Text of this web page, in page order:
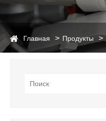
Главная Продукты